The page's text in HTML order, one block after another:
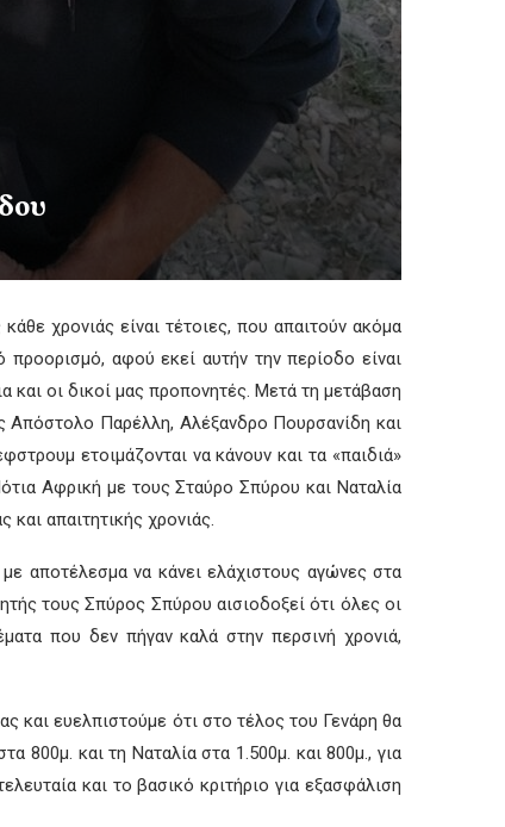
χρονιάς είναι τέτοιες, που απαιτούν ακόμα
αφού εκεί αυτήν την περίοδο είναι
και οι δικοί μας προπονητές. Μετά τη μετάβαση
Απόστολο Παρέλλη, Αλέξανδρο Πουρσανίδη και
ετοιμάζονται να κάνουν και τα «παιδιά»
Αφρική με τους Σταύρο Σπύρου και Ναταλία
απαιτητικής χρονιάς.
αποτέλεσμα να κάνει ελάχιστους αγώνες στα
τους Σπύρος Σπύρου αισιοδοξεί ότι όλες οι
που δεν πήγαν καλά στην περσινή χρονιά,
και ευελπιστούμε ότι στο τέλος του Γενάρη θα
800μ. και τη Ναταλία στα 1.500μ. και 800μ., για
και το βασικό κριτήριο για εξασφάλιση